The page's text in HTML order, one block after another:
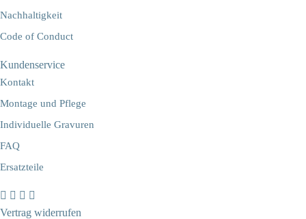
Nachhaltigkeit
Code of Conduct
Kundenservice
Kontakt
Montage und Pflege
Individuelle Gravuren
FAQ
Ersatzteile
Vertrag widerrufen